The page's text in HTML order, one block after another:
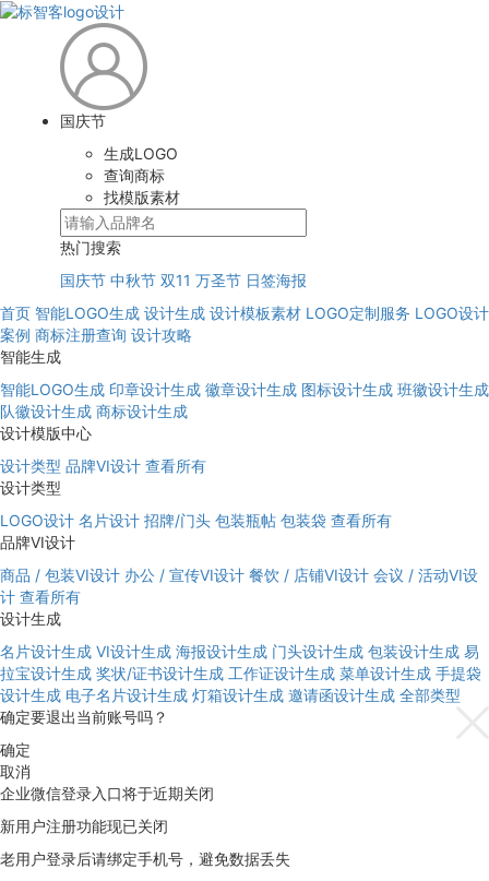
国庆节
生成LOGO
查询商标
找模版素材
热门搜索
国庆节 中秋节 双11 万圣节 日签海报
首页 智能LOGO生成 设计生成 设计模板素材 LOGO定制服务 LOGO设计
案例 商标注册查询 设计攻略
智能生成
智能LOGO生成 印章设计生成 徽章设计生成 图标设计生成 班徽设计生成
队徽设计生成 商标设计生成
设计模版中心
设计类型 品牌VI设计 查看所有
设计类型
LOGO设计 名片设计 招牌/门头 包装瓶帖 包装袋 查看所有
品牌VI设计
商品 / 包装VI设计 办公 / 宣传VI设计 餐饮 / 店铺VI设计 会议 / 活动VI设
计 查看所有
设计生成
名片设计生成 VI设计生成 海报设计生成 门头设计生成 包装设计生成 易
拉宝设计生成 奖状/证书设计生成 工作证设计生成 菜单设计生成 手提袋
设计生成 电子名片设计生成 灯箱设计生成 邀请函设计生成 全部类型
确定要退出当前账号吗？
确定
取消
企业微信登录入口将于近期关闭
新用户注册功能现已关闭
老用户登录后请绑定手机号，避免数据丢失